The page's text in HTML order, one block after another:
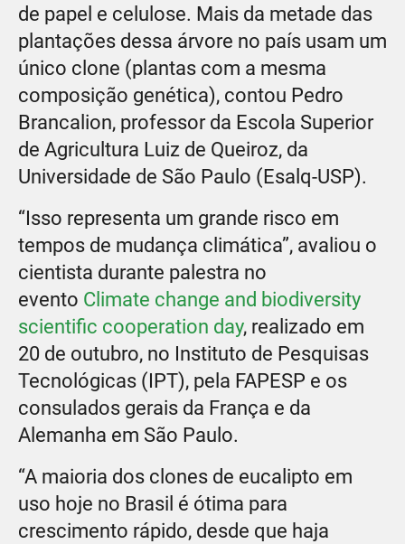
de papel e celulose. Mais da metade das
plantações dessa árvore no país usam um
único clone (plantas com a mesma
composição genética), contou Pedro
Brancalion, professor da Escola Superior
de Agricultura Luiz de Queiroz, da
Universidade de São Paulo (Esalq-USP).
“Isso representa um grande risco em
tempos de mudança climática”, avaliou o
cientista durante palestra no
evento Climate change and biodiversity
scientific cooperation day, realizado em
20 de outubro, no Instituto de Pesquisas
Tecnológicas (IPT), pela FAPESP e os
consulados gerais da França e da
Alemanha em São Paulo.
“A maioria dos clones de eucalipto em
uso hoje no Brasil é ótima para
crescimento rápido, desde que haja